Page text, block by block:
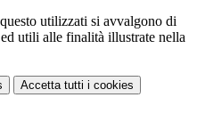
utilizzati si avvalgono di
utili alle finalità illustrate nella
Accetta tutti i cookies